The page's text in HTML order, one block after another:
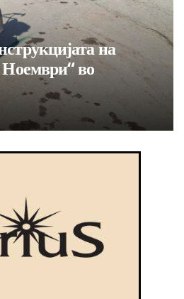
на
во